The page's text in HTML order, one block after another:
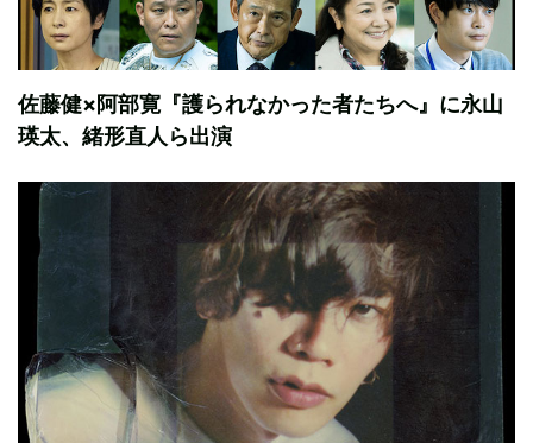
佐藤健×阿部寛『護られなかった者たちへ』に永山
瑛太、緒形直人ら出演